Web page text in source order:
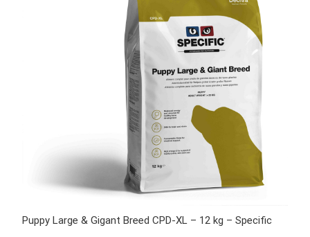
Puppy Large & Gigant Breed CPD-XL – 12 kg – Specific